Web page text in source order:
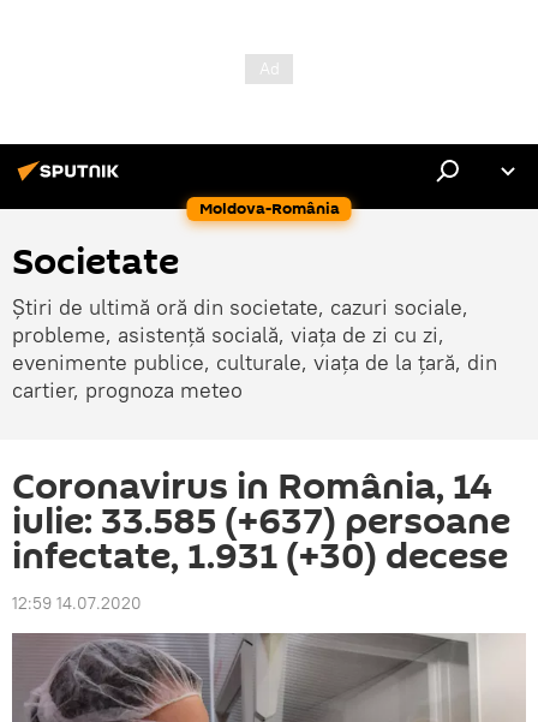
Moldova-România
Societate
Știri de ultimă oră din societate, cazuri sociale,
probleme, asistență socială, viața de zi cu zi,
evenimente publice, culturale, viața de la țară, din
cartier, prognoza meteo
Coronavirus in România, 14
iulie: 33.585 (+637) persoane
infectate, 1.931 (+30) decese
12:59 14.07.2020